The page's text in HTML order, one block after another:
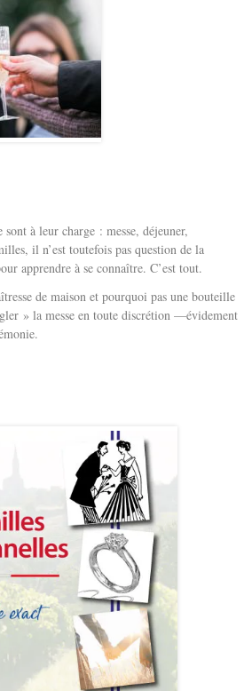
à leur charge : messe, déjeuner,
il n’est toutefois pas question de la
apprendre à se connaître. C’est tout.
de maison et pourquoi pas une bouteille
» la messe en toute discrétion —évidement